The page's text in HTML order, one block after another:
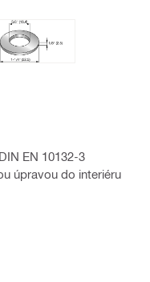
EN 10132-3
úpravou do interiéru